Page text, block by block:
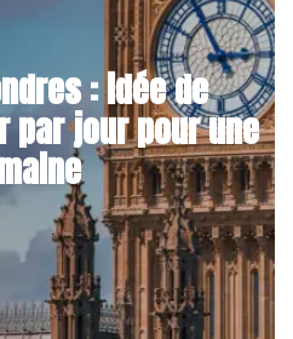
: idée de
par jour pour une